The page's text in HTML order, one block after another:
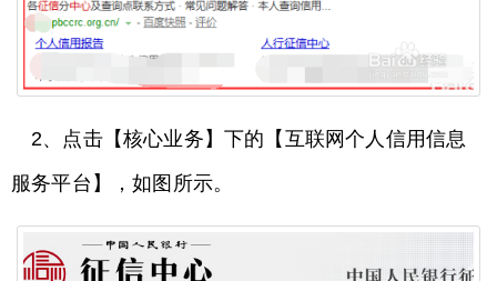
2、点击【核心业务】下的【互联网个人信用信息
服务平台】，如图所示。